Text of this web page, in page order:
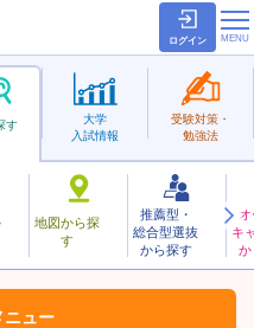
ログイン
す
地図から探
す
推薦型・
総合型選抜
から探す
キ
か
大学
入試情報
受験対策・
勉強法
お気に入り
ニュー